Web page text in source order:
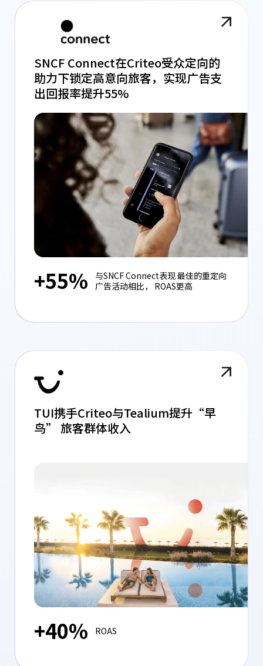
SNCF Connect在Criteo受众定向的
助力下锁定高意向旅客，实现广告支
出回报率提升55%
+55%
与SNCF Connect表现 最佳的重定向
广告活动相比， ROAS更高
TUI携手Criteo与Tealium提升“早
鸟” 旅客群体收入
+40% ROAS